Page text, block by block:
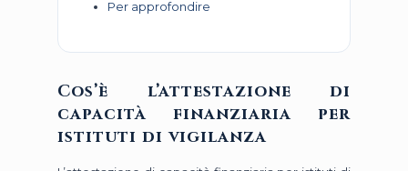
Per approfondire
Cos’è l’attestazione di
capacità finanziaria per
istituti di vigilanza